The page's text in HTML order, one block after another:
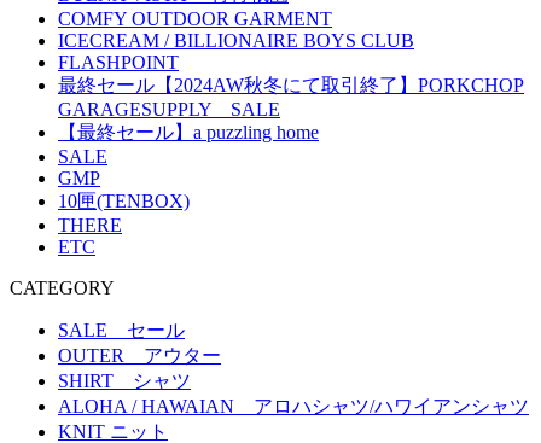
COMFY OUTDOOR GARMENT
ICECREAM / BILLIONAIRE BOYS CLUB
FLASHPOINT
最終セール【2024AW秋冬にて取引終了】PORKCHOP
GARAGESUPPLY SALE
【最終セール】a puzzling home
SALE
GMP
10匣(TENBOX)
THERE
ETC
CATEGORY
SALE セール
OUTER アウター
SHIRT シャツ
ALOHA / HAWAIAN アロハシャツ/ハワイアンシャツ
KNIT ニット